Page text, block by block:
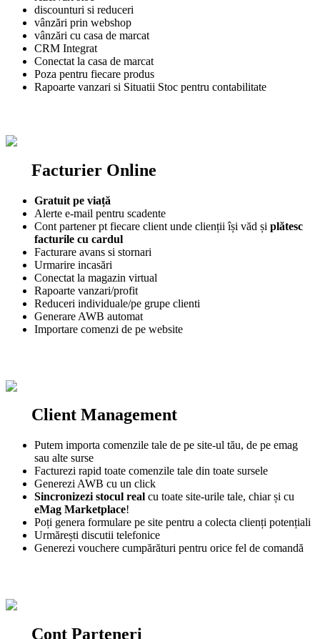
discounturi si reduceri
vânzări prin webshop
vânzări cu casa de marcat
CRM Integrat
Conectat la casa de marcat
Poza pentru fiecare produs
Rapoarte vanzari si Situatii Stoc pentru contabilitate
Facturier Online
Gratuit pe viață
Alerte e-mail pentru scadente
Cont partener pt fiecare client unde clienții își văd și plătesc
facturile cu cardul
Facturare avans si stornari
Urmarire incasări
Conectat la magazin virtual
Rapoarte vanzari/profit
Reduceri individuale/pe grupe clienti
Generare AWB automat
Importare comenzi de pe website
Client Management
Putem importa comenzile tale de pe site-ul tău, de pe emag
sau alte surse
Facturezi rapid toate comenzile tale din toate sursele
Generezi AWB cu un click
Sincronizezi stocul real cu toate site-urile tale, chiar și cu
eMag Marketplace!
Poți genera formulare pe site pentru a colecta clienți potențiali
Urmărești discutii telefonice
Generezi vouchere cumpărături pentru orice fel de comandă
Cont Parteneri